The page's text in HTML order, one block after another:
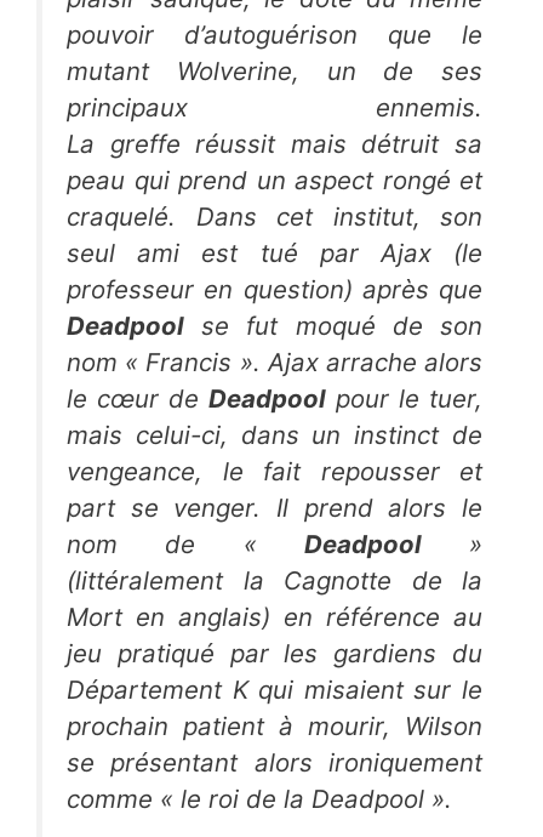
pouvoir d’autoguérison que le
mutant Wolverine, un de ses
principaux ennemis.
La greffe réussit mais détruit sa
peau qui prend un aspect rongé et
craquelé. Dans cet institut, son
seul ami est tué par Ajax(le
professeur en question) après que
Deadpool se fut moqué de son
nom « Francis ». Ajaxarrache alors
le cœur de Deadpool pour le tuer,
mais celui-ci, dans un instinct de
vengeance, le fait repousser et
part se venger. Il prend alors le
nom de « Deadpool»
(littéralement la Cagnotte de la
Morten anglais) en référence au
jeu pratiqué par les gardiens du
Département K qui misaient sur le
prochain patient à mourir, Wilson
se présentant alors ironiquement
comme « le roi de la Deadpool ».